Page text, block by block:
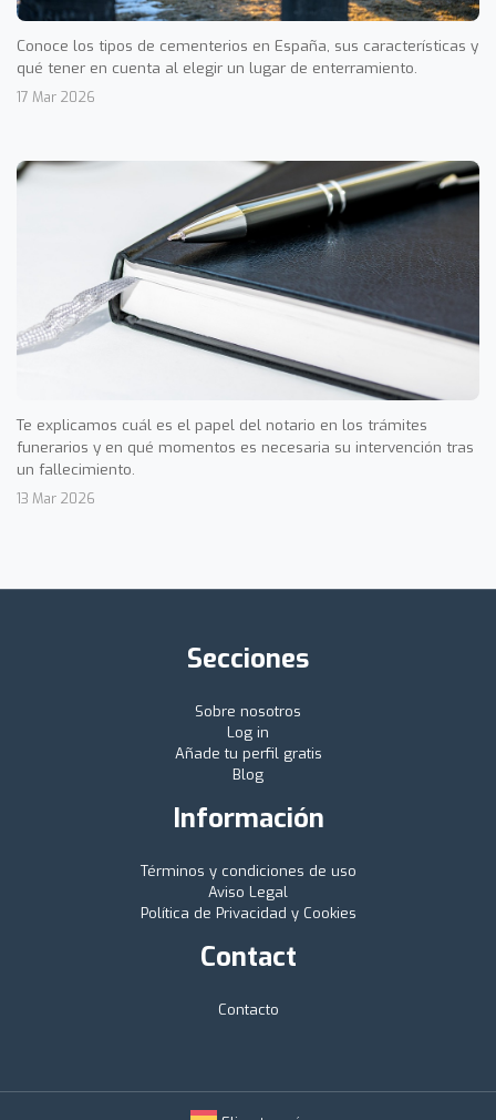
Conoce los tipos de cementerios en España, sus características y
qué tener en cuenta al elegir un lugar de enterramiento.
17 Mar 2026
Te explicamos cuál es el papel del notario en los trámites
funerarios y en qué momentos es necesaria su intervención tras
un fallecimiento.
13 Mar 2026
Secciones
Sobre nosotros
Log in
Añade tu perfil gratis
Blog
Información
Términos y condiciones de uso
Aviso Legal
Política de Privacidad y Cookies
Contact
Contacto